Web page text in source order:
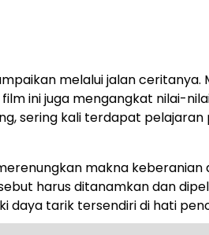
melalui jalan ceritanya.
ini juga mengangkat nilai-
sering kali terdapat
makna keberanian
harus ditanamkan dan
daya tarik tersendiri di hati